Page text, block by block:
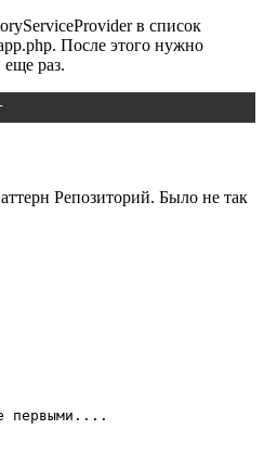
в список
После этого нужно
раз.
Репозиторий. Было не так
первыми....